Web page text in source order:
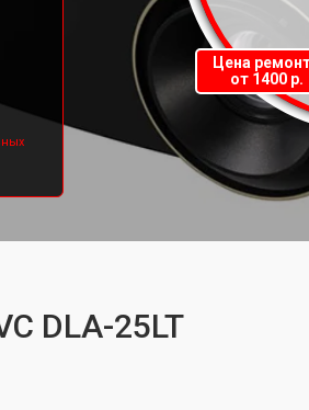
Цена
от 1400 р.
DLA-25LT